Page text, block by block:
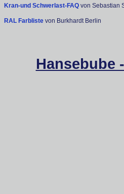
Kran-und Schwerlast-FAQ von Sebastian
RAL Farbliste von Burkhardt Berlin
Hansebube